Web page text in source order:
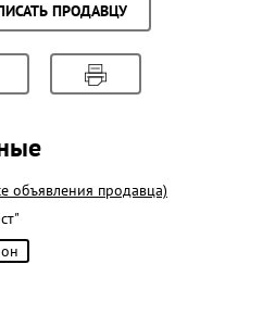
ПРОДАВЦУ
объявления продавца)